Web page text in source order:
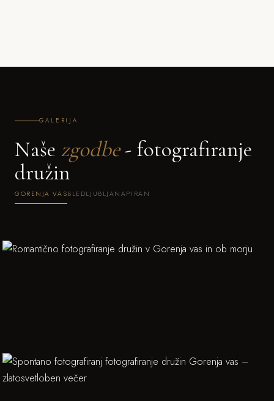
GALERIJA
Naše zgodbe- fotografiranje
družin
GORENJA VASBLEDLJUBLJANAPIRAN